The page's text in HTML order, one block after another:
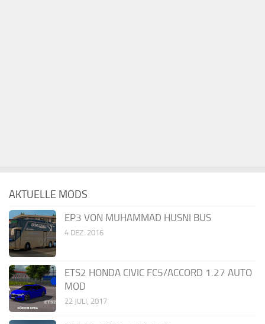
AKTUELLE MODS
EP3 VON MUHAMMAD HUSNI BUS
4 DEZ. 2016
ETS2 HONDA CIVIC FC5/ACCORD 1.27 AUTO
MOD
22 JULI, 2017